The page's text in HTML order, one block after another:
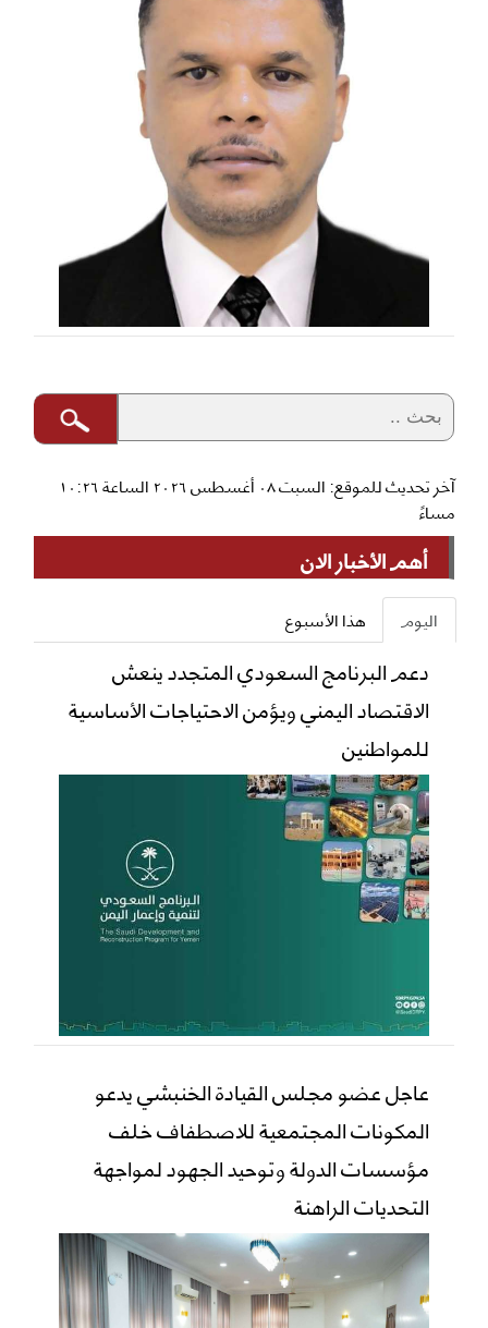
آخر تحديث للموقع: السبت ٠٨ أغسطس ٢٠٢٦ الساعة ١٠:٢٦
مساءً
أهم الأخبار الان
اليوم هذا الأسبوع
دعم البرنامج السعودي المتجدد ينعش
الاقتصاد اليمني ويؤمن الاحتياجات الأساسية
للمواطنين
عاجل عضو مجلس القيادة الخنبشي يدعو
المكونات المجتمعية للاصطفاف خلف
مؤسسات الدولة وتوحيد الجهود لمواجهة
التحديات الراهنة